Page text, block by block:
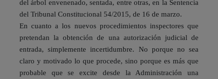
del árbol envenenado, sentada, entre otras, en la Sentencia
del Tribunal Constitucional 54/2015, de 16 de marzo.
En cuanto a los nuevos procedimientos inspectores que
pretendan la obtención de una autorización judicial de
entrada, simplemente incertidumbre. No porque no sea
claro y motivado lo que procede, sino porque es más que
probable que se excite desde la Administración una